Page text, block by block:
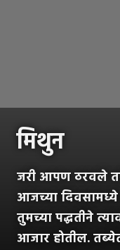
मिथुन
जरी आपण ठरवले
आजच्या
तुमच्या पद्धतीने
आजार होतील.